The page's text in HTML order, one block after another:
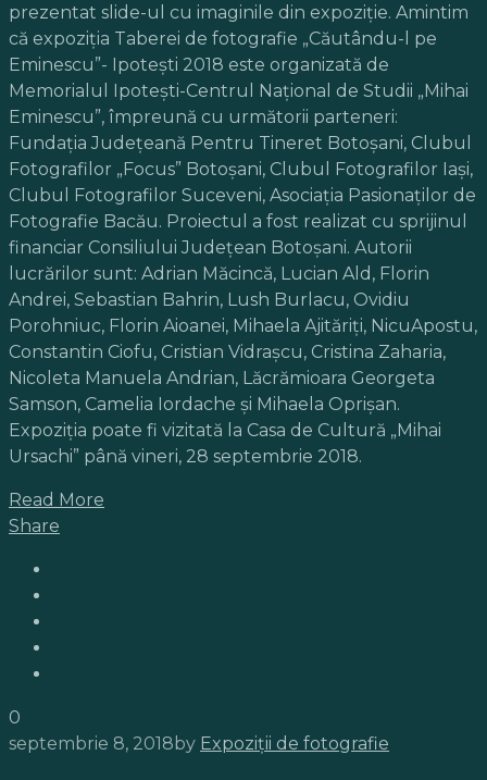
prezentat slide-ul cu imaginile din expoziţie. Amintim
că expoziţia Taberei de fotografie „Căutându-l pe
Eminescu”- Ipoteşti 2018 este organizată de
Memorialul Ipotești-Centrul Național de Studii „Mihai
Eminescu”, împreună cu următorii parteneri:
Fundația Județeană Pentru Tineret Botoșani, Clubul
Fotografilor „Focus” Botoșani, Clubul Fotografilor Iaşi,
Clubul Fotografilor Suceveni, Asociația Pasionaților de
Fotografie Bacău. Proiectul a fost realizat cu sprijinul
financiar Consiliului Judeţean Botoşani. Autorii
lucrărilor sunt: Adrian Măcincă, Lucian Ald, Florin
Andrei, Sebastian Bahrin, Lush Burlacu, Ovidiu
Porohniuc, Florin Aioanei, Mihaela Ajităriți, NicuApostu,
Constantin Ciofu, Cristian Vidrașcu, Cristina Zaharia,
Nicoleta Manuela Andrian, Lăcrămioara Georgeta
Samson, Camelia Iordache şi Mihaela Oprișan.
Expoziţia poate fi vizitată la Casa de Cultură „Mihai
Ursachi” până vineri, 28 septembrie 2018.
Read More
Share
0
septembrie 8, 2018 by Expoziții de fotografie